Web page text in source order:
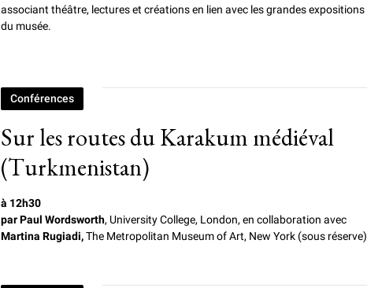
associant théâtre, lectures et créations en lien avec les grandes expositions
du musée.
Sur les routes du Karakum médiéval
(Turkmenistan)
Conférences
à 12h30
par Paul Wordsworth, University College, London, en collaboration avec
Martina Rugiadi,The Metropolitan Museum of Art, New York (sous réserve)